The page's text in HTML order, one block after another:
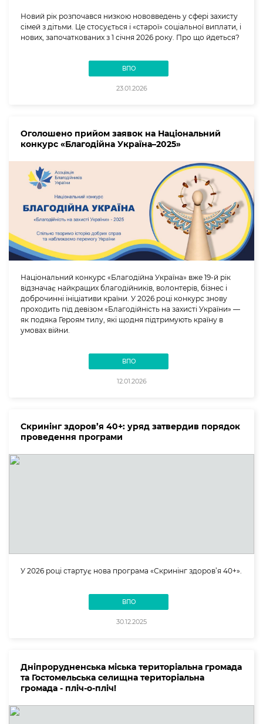
Новий рік розпочався низкою нововведень у сфері захисту
сімей з дітьми. Це стосується і «старої» соціальної виплати, і
нових, започаткованих з 1 січня 2026 року. Про що йдеться?
ВПО
23.01.2026
Оголошено прийом заявок на Національний
конкурс «Благодійна Україна–2025»
Національний конкурс «Благодійна Україна» вже 19-й рік
відзначає найкращих благодійників, волонтерів, бізнес і
доброчинні ініціативи країни. У 2026 році конкурс знову
проходить під девізом «Благодійність на захисті України» —
як подяка Героям тилу, які щодня підтримують країну в
умовах війни.
ВПО
12.01.2026
Скринінг здоров’я 40+: уряд затвердив порядок
проведення програми
У 2026 році стартує нова програма «Скринінг здоров’я 40+».
ВПО
30.12.2025
Дніпрорудненська міська територіальна громада
та Гостомельська селищна територіальна
громада - пліч-о-пліч!